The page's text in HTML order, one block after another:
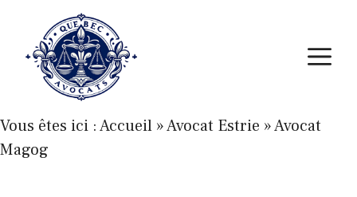
contenu
Vous êtes ici :Accueil »Avocat Estrie »Avocat
Magog